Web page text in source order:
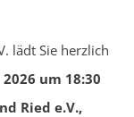
lädt Sie herzlich
um 18:30
Ried e.V.,